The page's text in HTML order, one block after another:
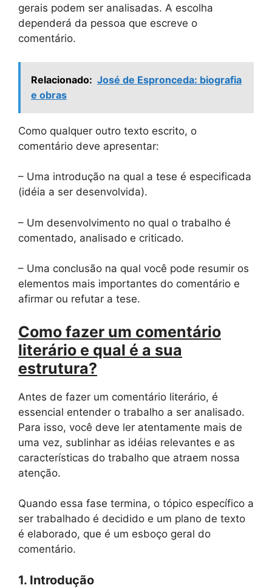
gerais podem ser analisadas. A escolha
dependerá da pessoa que escreve o
comentário.
Relacionado: José de Espronceda: biografia
e obras
Como qualquer outro texto escrito, o
comentário deve apresentar:
– Uma introdução na qual a tese é especificada
(idéia a ser desenvolvida).
– Um desenvolvimento no qual o trabalho é
comentado, analisado e criticado.
– Uma conclusão na qual você pode resumir os
elementos mais importantes do comentário e
afirmar ou refutar a tese.
Como fazer um comentário
literário e qual é a sua
estrutura?
Antes de fazer um comentário literário, é
essencial entender o trabalho a ser analisado.
Para isso, você deve ler atentamente mais de
uma vez, sublinhar as idéias relevantes e as
características do trabalho que atraem nossa
atenção.
Quando essa fase termina, o tópico específico a
ser trabalhado é decidido e um plano de texto
é elaborado, que é um esboço geral do
comentário.
1. Introdução